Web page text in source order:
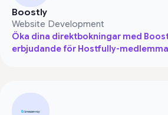
Boostly
Website Development
Öka dina direktbokningar med
erbjudande för Hostfully-